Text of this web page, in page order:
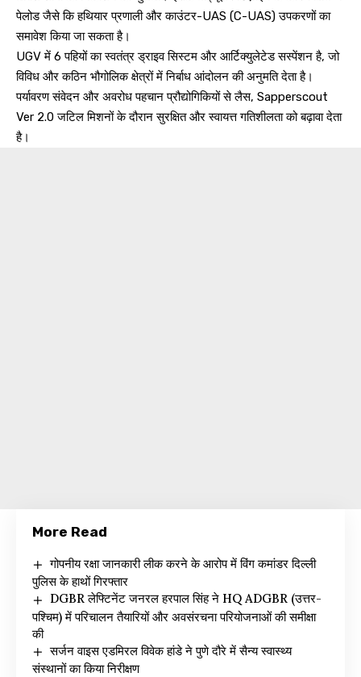
पेलोड जैसे कि हथियार प्रणाली और काउंटर-UAS (C-UAS) उपकरणों का
समावेश किया जा सकता है।
UGV में 6 पहियों का स्वतंत्र ड्राइव सिस्टम और आर्टिक्युलेटेड सस्पेंशन है, जो
विविध और कठिन भौगोलिक क्षेत्रों में निर्बाध आंदोलन की अनुमति देता है।
पर्यावरण संवेदन और अवरोध पहचान प्रौद्योगिकियों से लैस, Sapperscout
Ver 2.0 जटिल मिशनों के दौरान सुरक्षित और स्वायत्त गतिशीलता को बढ़ावा देता
है।
More Read
गोपनीय रक्षा जानकारी लीक करने के आरोप में विंग कमांडर दिल्ली
पुलिस के हाथों गिरफ्तार
DGBR लेफ्टिनेंट जनरल हरपाल सिंह ने HQ ADGBR (उत्तर-
पश्चिम) में परिचालन तैयारियों और अवसंरचना परियोजनाओं की समीक्षा
की
सर्जन वाइस एडमिरल विवेक हांडे ने पुणे दौरे में सैन्य स्वास्थ्य
संस्थानों का किया निरीक्षण